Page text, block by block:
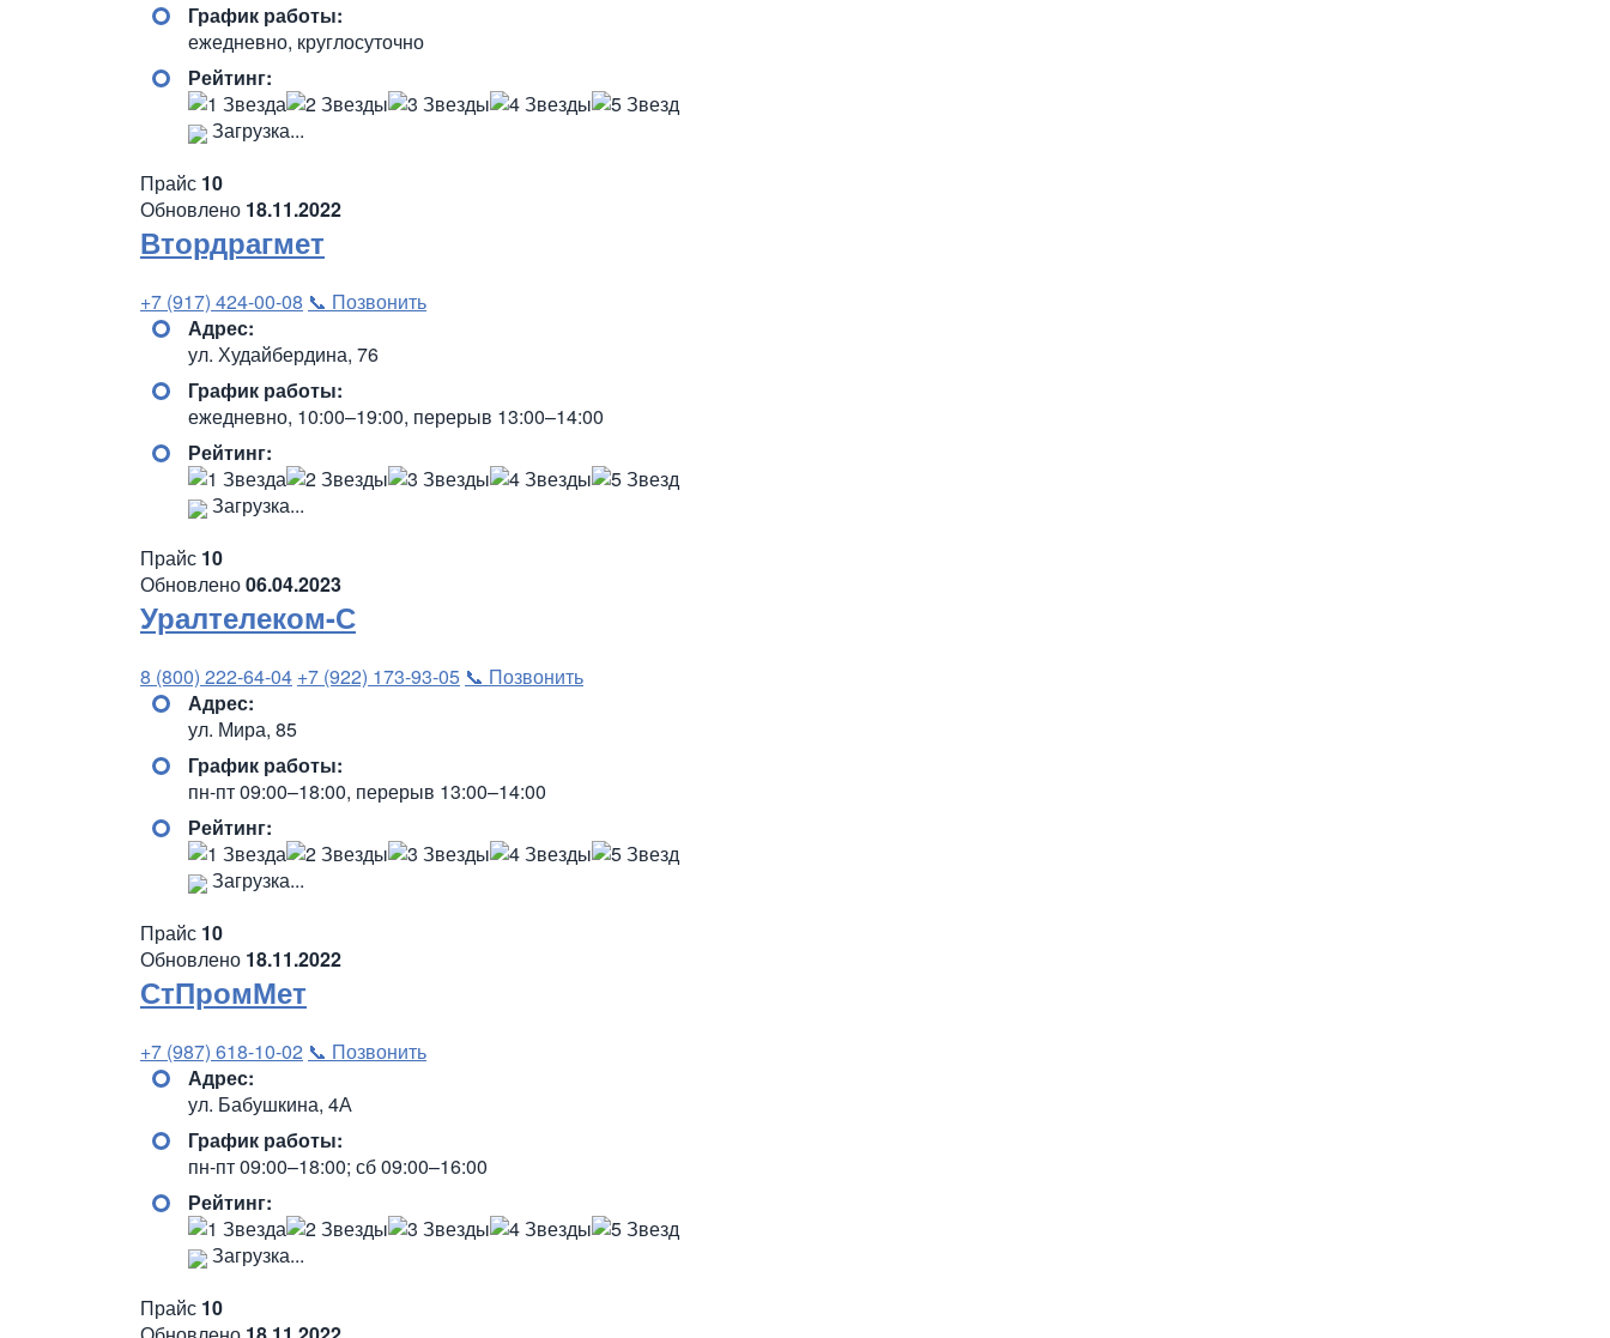
График работы:
ежедневно, круглосуточно
Рейтинг:
Загрузка...
Прайс 10
Обновлено 18.11.2022
Втордрагмет
+7 (917) 424-00-08 📞 Позвонить
Адрес:
ул. Худайбердина, 76
График работы:
ежедневно, 10:00–19:00, перерыв 13:00–14:00
Рейтинг:
Загрузка...
Прайс 10
Обновлено06.04.2023
Уралтелеком-С
8 (800) 222-64-04 +7 (922) 173-93-05 📞 Позвонить
Адрес:
ул. Мира, 85
График работы:
пн-пт 09:00–18:00, перерыв 13:00–14:00
Рейтинг:
Загрузка...
Прайс 10
Обновлено 18.11.2022
СтПромМет
+7 (987) 618-10-02 📞 Позвонить
Адрес:
ул. Бабушкина, 4А
График работы:
пн-пт 09:00–18:00; сб 09:00–16:00
Рейтинг:
Загрузка...
Прайс 10